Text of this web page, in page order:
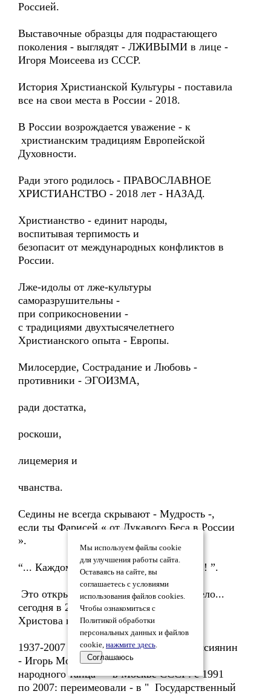
Россией.
Выставочные образцы для подрастающего
поколения - выглядят - ЛЖИВЫМИ в лице -
Игоря Моисеева из СССР.
История Христианской Культуры - поставила
все на свои места в России - 2018.
В России возрождается уважение - к
христианским традициям Европейской
Духовности.
Ради этого родилось - ПРАВОСЛАВНОЕ
ХРИСТИАНСТВО - 2018 лет - НАЗАД.
Христианство - единит народы,
воспитывая терпимость и
безопасит от международных конфликтов в
России.
Лже-идолы от лже-культуры
саморазрушительны -
при соприкосновении -
с традициями двухтысячелетнего
Христианского опыта - Европы.
Милосердие, Сострадание и Любовь -
противники - ЭГОИЗМА,
ради достатка,
роскоши,
лицемерия и
чванства.
Седины не всегда скрывают - Мудрость -,
если ты Фарисей « от Лукавого Беса в России
».
“... Каждому воздастся - ПО ЕГО ВЕРЕ! ”.
Это открытие М. Булгакова - не устарело...
сегодня в 2018 году со Дня Рождества
Христова на Земле...
1937-2007 : Великий и Гениальный Россиянин
- Игорь Моисеев - создал - " Ансамбль
народного танца " - в Москве СССР: с 1991
по 2007: переимеовали - в " Государственный
Мы используем файлы cookie
для улучшения работы сайта.
Оставаясь на сайте, вы
соглашаетесь с условиями
использования файлов cookies.
Чтобы ознакомиться с
Политикой обработки
персональных данных и файлов
cookie, нажмите здесь.
Соглашаюсь